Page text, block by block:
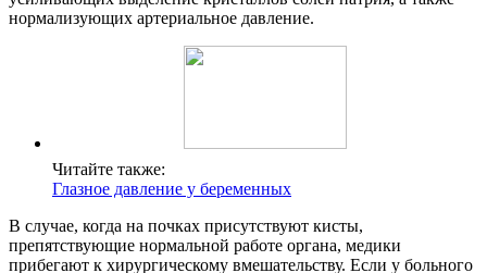
нормализующих артериальное давление.
Читайте также:
Глазное давление у беременных
В случае, когда на почках присутствуют кисты,
препятствующие нормальной работе органа, медики
прибегают к хирургическому вмешательству. Если у больного